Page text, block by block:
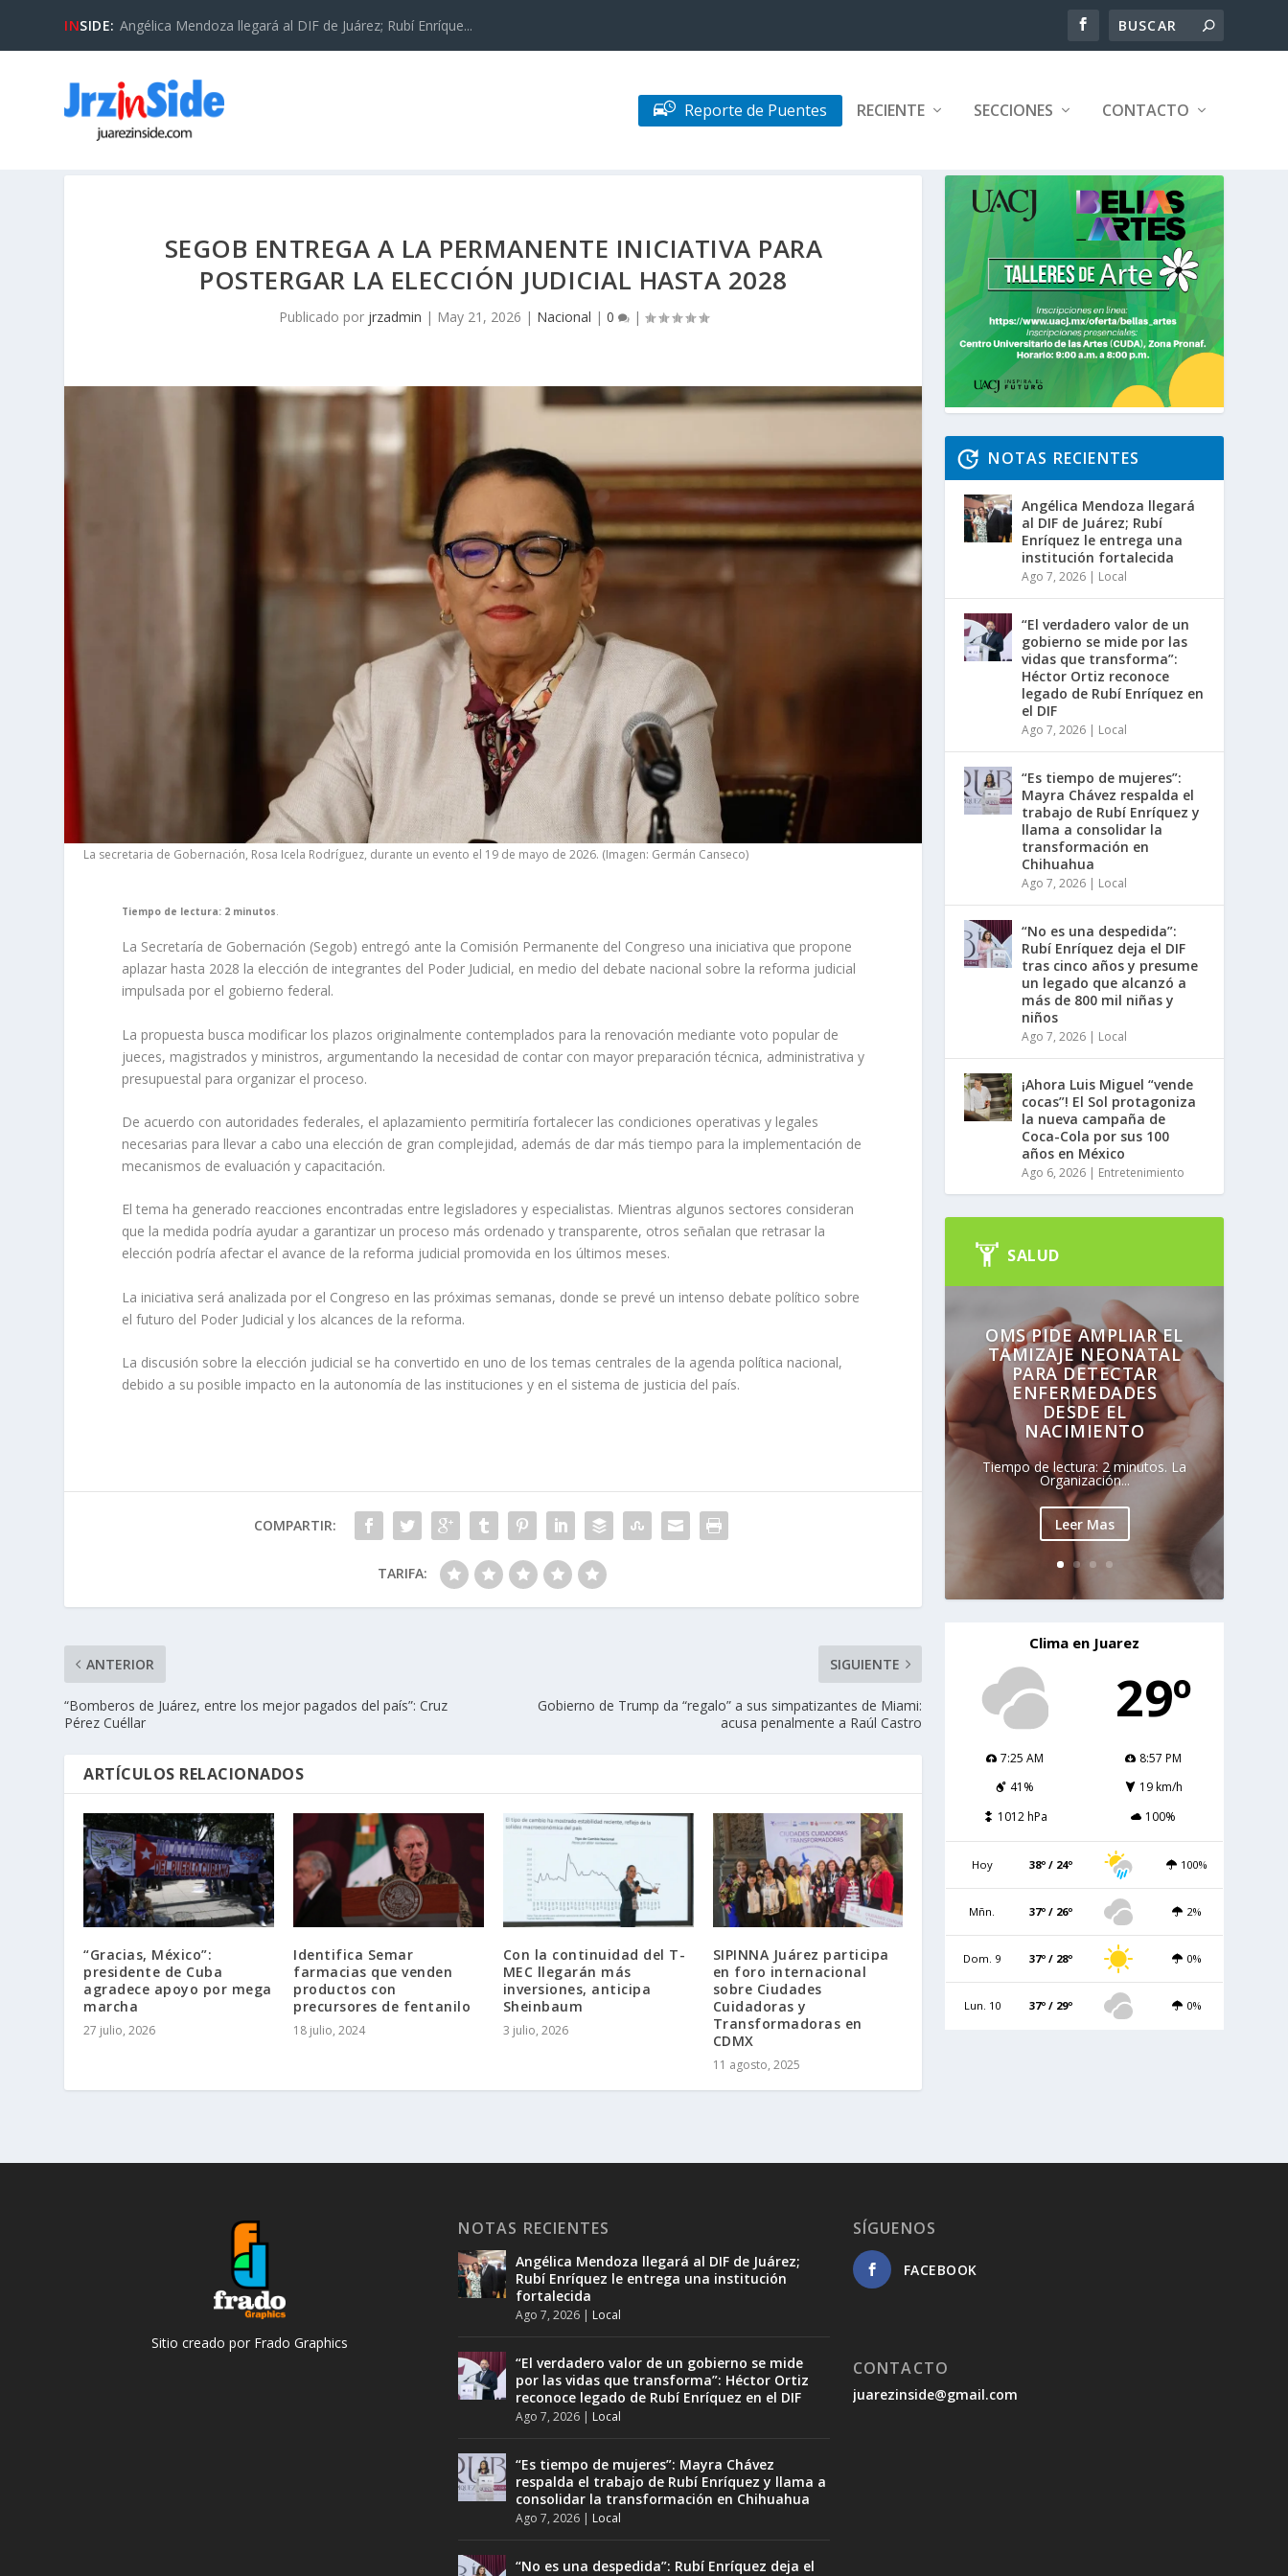
INSIDE: Angélica Mendoza llegará al DIF de Juárez; Rubí Enríque...
Reporte de Puentes RECIENTE SECCIONES CONTACTO
SEGOB ENTREGA A LA PERMANENTE INICIATIVA PARA
POSTERGAR LA ELECCIÓN JUDICIAL HASTA 2028
Publicado por jrzadmin | May 21, 2026 | Nacional | 0 |
La secretaria de Gobernación, Rosa Icela Rodríguez, durante un evento el 19 de mayo de 2026. (Imagen: Germán Canseco)
Tiempo de lectura: 2 minutos.
La Secretaría de Gobernación (Segob) entregó ante la Comisión Permanente del Congreso una iniciativa que propone
aplazar hasta 2028 la elección de integrantes del Poder Judicial, en medio del debate nacional sobre la reforma judicial
impulsada por el gobierno federal.
La propuesta busca modificar los plazos originalmente contemplados para la renovación mediante voto popular de
jueces, magistrados y ministros, argumentando la necesidad de contar con mayor preparación técnica, administrativa y
presupuestal para organizar el proceso.
De acuerdo con autoridades federales, el aplazamiento permitiría fortalecer las condiciones operativas y legales
necesarias para llevar a cabo una elección de gran complejidad, además de dar más tiempo para la implementación de
mecanismos de evaluación y capacitación.
El tema ha generado reacciones encontradas entre legisladores y especialistas. Mientras algunos sectores consideran
que la medida podría ayudar a garantizar un proceso más ordenado y transparente, otros señalan que retrasar la
elección podría afectar el avance de la reforma judicial promovida en los últimos meses.
La iniciativa será analizada por el Congreso en las próximas semanas, donde se prevé un intenso debate político sobre
el futuro del Poder Judicial y los alcances de la reforma.
La discusión sobre la elección judicial se ha convertido en uno de los temas centrales de la agenda política nacional,
debido a su posible impacto en la autonomía de las instituciones y en el sistema de justicia del país.
COMPARTIR:
TARIFA:
ANTERIOR
“Bomberos de Juárez, entre los mejor pagados del país”: Cruz
Pérez Cuéllar
SIGUIENTE
Gobierno de Trump da “regalo” a sus simpatizantes de Miami:
acusa penalmente a Raúl Castro
ARTÍCULOS RELACIONADOS
“Gracias, México”:
presidente de Cuba
agradece apoyo por mega
marcha
27 julio, 2026
Identifica Semar
farmacias que venden
productos con
precursores de fentanilo
18 julio, 2024
Con la continuidad del T-
MEC llegarán más
inversiones, anticipa
Sheinbaum
3 julio, 2026
SIPINNA Juárez participa
en foro internacional
sobre Ciudades
Cuidadoras y
Transformadoras en
CDMX
11 agosto, 2025
NOTAS RECIENTES
Angélica Mendoza llegará
al DIF de Juárez; Rubí
Enríquez le entrega una
institución fortalecida
Ago 7, 2026 | Local
“El verdadero valor de un
gobierno se mide por las
vidas que transforma”:
Héctor Ortiz reconoce
legado de Rubí Enríquez en
el DIF
Ago 7, 2026 | Local
“Es tiempo de mujeres”:
Mayra Chávez respalda el
trabajo de Rubí Enríquez y
llama a consolidar la
transformación en
Chihuahua
Ago 7, 2026 | Local
“No es una despedida”:
Rubí Enríquez deja el DIF
tras cinco años y presume
un legado que alcanzó a
más de 800 mil niñas y
niños
Ago 7, 2026 | Local
¡Ahora Luis Miguel “vende
cocas”! El Sol protagoniza
la nueva campaña de
Coca-Cola por sus 100
años en México
Ago 6, 2026 | Entretenimiento
SALUD
OMS PIDE AMPLIAR EL
TAMIZAJE NEONATAL
PARA DETECTAR
ENFERMEDADES
DESDE EL
NACIMIENTO
Tiempo de lectura: 2 minutos. La
Organización...
Leer Mas
Clima en Juarez
29º
7:25 AM
8:57 PM
41%
19 km/h
1012 hPa
100%
Hoy 38º / 24º 100%
Mñn. 37º / 26º 2%
Dom. 9 37º / 28º 0%
Lun. 10 37º / 29º 0%
Sitio creado por Frado Graphics
NOTAS RECIENTES
Angélica Mendoza llegará al DIF de Juárez;
Rubí Enríquez le entrega una institución
fortalecida
Ago 7, 2026 | Local
“El verdadero valor de un gobierno se mide
por las vidas que transforma”: Héctor Ortiz
reconoce legado de Rubí Enríquez en el DIF
Ago 7, 2026 | Local
“Es tiempo de mujeres”: Mayra Chávez
respalda el trabajo de Rubí Enríquez y llama a
consolidar la transformación en Chihuahua
Ago 7, 2026 | Local
“No es una despedida”: Rubí Enríquez deja el
SÍGUENOS
FACEBOOK
CONTACTO
juarezinside@gmail.com